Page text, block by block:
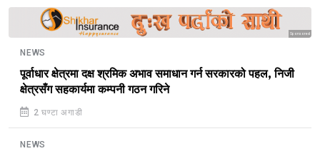
Sponsored
NEWS
पूर्वाधार क्षेत्रमा दक्ष श्रमिक अभाव समाधान गर्न सरकारको पहल, निजी
क्षेत्रसँग सहकार्यमा कम्पनी गठन गरिने
2 घण्टा अगाडी
NEWS